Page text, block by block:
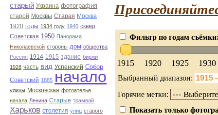
старый Украина фотография
старой Москвы Старая Москва
1920 годы 1934 году 1940 сквер
Советская 1950 Панорама
Николаевской стороны дом общества
Россия 1914 1915 здание биржи
1928 часть вид Успенский Собор
Советский 1885 начало
улицы Московская фотоателье
начала Ленина Старые трамвай
Харьков столетия улиц старого
Фильтр по годам
1915 1920 1925 1930
Выбранный диапазон:
Горячие метки:
Показать только